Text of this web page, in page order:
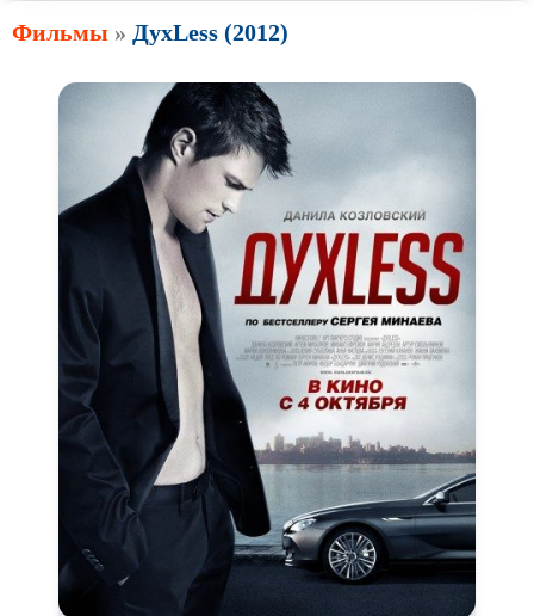
Фильмы » ДухLess (2012)